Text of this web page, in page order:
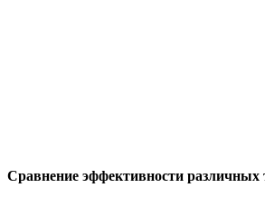
Сравнение эффективности различных